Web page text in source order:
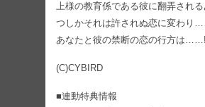
上様の教育係である彼に翻弄され
つしかそれは許されぬ恋に変わり
あなたと彼の禁断の恋の行方は
(C)CYBIRD
■連動特典情報